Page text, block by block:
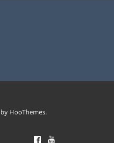
HooThemes.